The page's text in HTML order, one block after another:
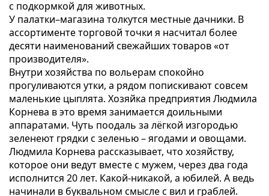
с подкормкой для животных.
У палатки–магазина толкутся местные дачники. В
ассортименте торговой точки я насчитал более
десяти наименований свежайших товаров «от
производителя».
Внутри хозяйства по вольерам спокойно
прогуливаются утки, а рядом попискивают совсем
маленькие цыплята. Хозяйка предприятия Людмила
Корнева в это время занимается доильными
аппаратами. Чуть поодаль за лёгкой изгородью
зеленеют грядки с зеленью – ягодами и овощами.
Людмила Корнева рассказывает, что хозяйству,
которое они ведут вместе с мужем, через два года
исполнится 20 лет. Какой-никакой, а юбилей. А ведь
начинали в буквальном смысле с вил и граблей.